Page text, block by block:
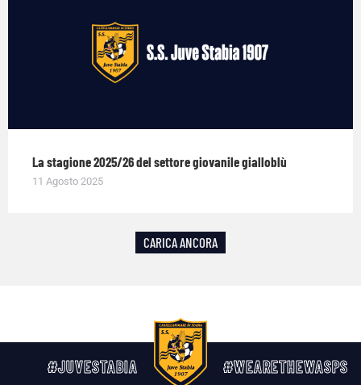
La stagione 2025/26 del settore giovanile gialloblù
11 Agosto 2025
CARICA ANCORA
#JUVESTABIA #WEARETHEWASPS